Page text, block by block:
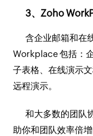
3、Zoho
含企业邮箱和在
Workplace 包括：
子表格、在线演示
远程演示。
和大多数的团队
助你和团队效率倍